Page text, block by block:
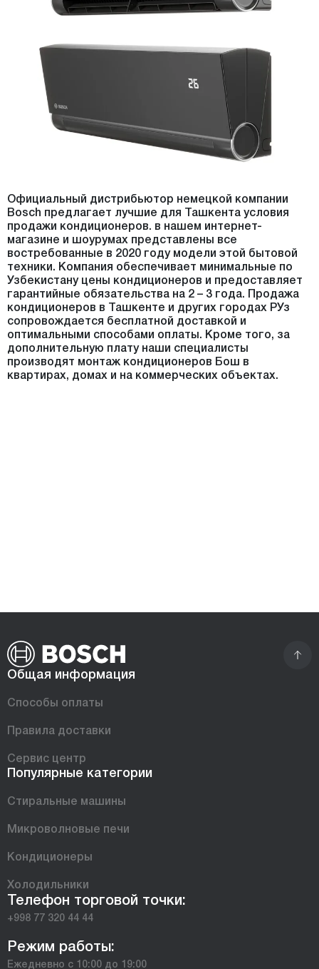
Официальный дистрибьютор немецкой компании
Bosch предлагает лучшие для Ташкента условия
продажи кондиционеров. в нашем интернет-
магазине и шоурумах представлены все
востребованные в 2020 году модели этой бытовой
техники. Компания обеспечивает минимальные по
Узбекистану цены кондиционеров и предоставляет
гарантийные обязательства на 2 – 3 года. Продажа
кондиционеров в Ташкенте и других городах РУз
сопровождается бесплатной доставкой и
оптимальными способами оплаты. Кроме того, за
дополнительную плату наши специалисты
производят монтаж кондиционеров Бош в
квартирах, домах и на коммерческих объектах.
Общая информация
Способы оплаты
Правила доставки
Сервис центр
Популярные категории
Стиральные машины
Микроволновые печи
Кондиционеры
Холодильники
Телефон торговой точки:
+998 77 320 44 44
Режим работы:
Ежедневно с 10:00 до 19:00